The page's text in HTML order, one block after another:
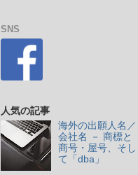
SNS
人気の記事
海外の出願人名／
会社名 － 商標と
商号・屋号、そし
て「dba」